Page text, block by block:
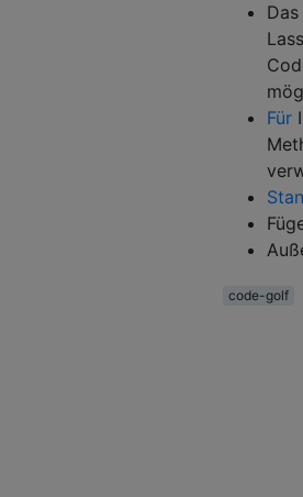
Für
code-golf